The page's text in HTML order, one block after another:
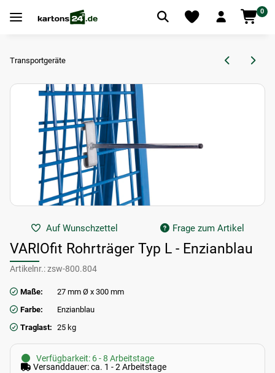
0
Transportgeräte
Auf Wunschzettel Frage zum Artikel
VARIOfit Rohrträger Typ L - Enzianblau
Artikelnr.:zsw-800.804
Maße:
27 mm Ø x 300 mm
Farbe:
Enzianblau
Traglast: 25 kg
Verfügbarkeit: 6 - 8 Arbeitstage
Versanddauer: ca. 1 - 2 Arbeitstage